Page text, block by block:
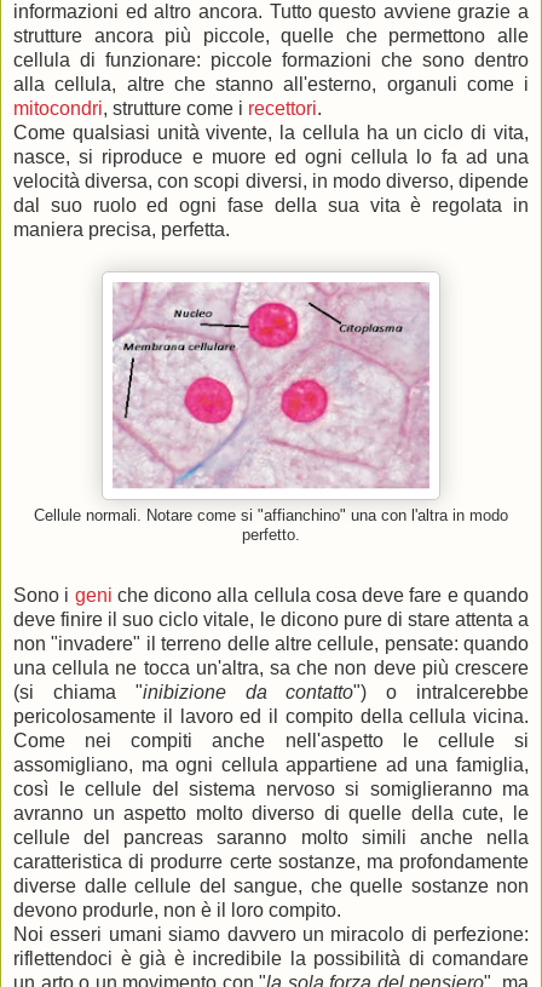
informazioni ed altro ancora. Tutto questo avviene grazie a
strutture ancora più piccole, quelle che permettono alle
cellula di funzionare: piccole formazioni che sono dentro
alla cellula, altre che stanno all'esterno, organuli come i
mitocondri, strutture come i recettori.
Come qualsiasi unità vivente, la cellula ha un ciclo di vita,
nasce, si riproduce e muore ed ogni cellula lo fa ad una
velocità diversa, con scopi diversi, in modo diverso, dipende
dal suo ruolo ed ogni fase della sua vita è regolata in
maniera precisa, perfetta.
Cellule normali. Notare come si "affianchino" una con l'altra in modo
perfetto.
Sono i geni che dicono alla cellula cosa deve fare e quando
deve finire il suo ciclo vitale, le dicono pure di stare attenta a
non "invadere" il terreno delle altre cellule, pensate: quando
una cellula ne tocca un'altra, sa che non deve più crescere
(si chiama "inibizione da contatto") o intralcerebbe
pericolosamente il lavoro ed il compito della cellula vicina.
Come nei compiti anche nell'aspetto le cellule si
assomigliano, ma ogni cellula appartiene ad una famiglia,
così le cellule del sistema nervoso si somiglieranno ma
avranno un aspetto molto diverso di quelle della cute, le
cellule del pancreas saranno molto simili anche nella
caratteristica di produrre certe sostanze, ma profondamente
diverse dalle cellule del sangue, che quelle sostanze non
devono produrle, non è il loro compito.
Noi esseri umani siamo davvero un miracolo di perfezione:
riflettendoci è già è incredibile la possibilità di comandare